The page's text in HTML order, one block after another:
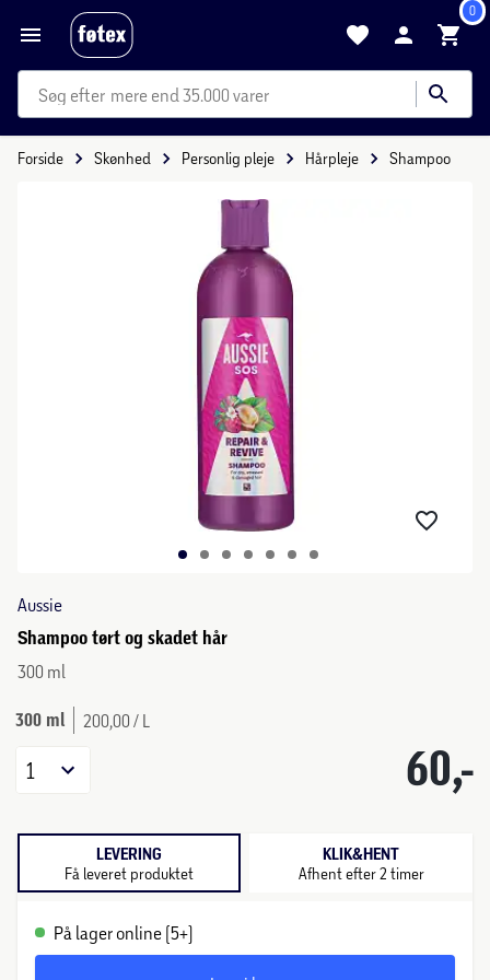
0
mere end 35.000 varer
Forside Skønhed Personlig pleje Hårpleje Shampoo
Aussie
Shampoo tørt og skadet hår
300 ml
300 ml 200,00 / L
60,-
1
LEVERING
Få leveret produktet
KLIK&HENT
Afhent efter 2 timer
På lager online (5+)